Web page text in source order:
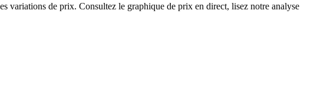
variations de prix. Consultez le graphique de prix en direct, lisez notre analyse